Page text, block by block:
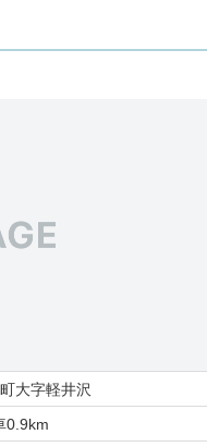
大字軽井沢
0.9km